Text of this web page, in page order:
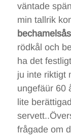
väntade
min tallrik
bechamelsås
rödkål och
ha det
ju inte riktigt
ungefäür 60
lite
frågade om